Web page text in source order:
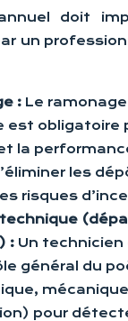
doit
un
: Le
est obligatoire
la
les
risques
: Un
général du
pour